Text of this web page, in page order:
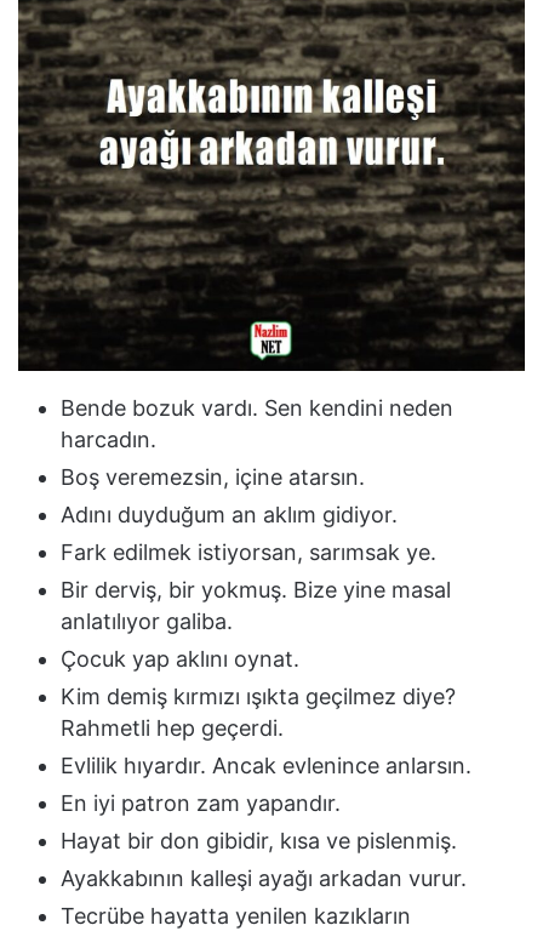
Bende bozuk vardı. Sen kendini neden
harcadın.
Boş veremezsin, içine atarsın.
Adını duyduğum an aklım gidiyor.
Fark edilmek istiyorsan, sarımsak ye.
Bir derviş, bir yokmuş. Bize yine masal
anlatılıyor galiba.
Çocuk yap aklını oynat.
Kim demiş kırmızı ışıkta geçilmez diye?
Rahmetli hep geçerdi.
Evlilik hıyardır. Ancak evlenince anlarsın.
En iyi patron zam yapandır.
Hayat bir don gibidir, kısa ve pislenmiş.
Ayakkabının kalleşi ayağı arkadan vurur.
Tecrübe hayatta yenilen kazıkların